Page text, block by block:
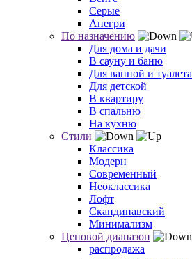
Серые
Анегри
По назначению
Для дома и дачи
В сауну и баню
Для ванной и туалета
Для детской
В квартиру
В спальню
На кухню
Стили
Классика
Модерн
Современный
Неоклассика
Лофт
Скандинавский
Минимализм
Ценовой диапазон
распродажа